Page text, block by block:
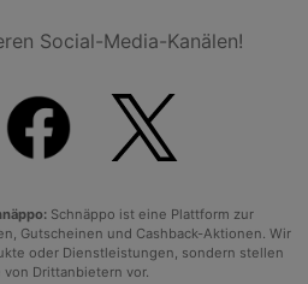
Social-Media-Kanälen!
Schnäppo ist eine Plattform zur
Gutscheinen und Cashback-Aktionen. Wir
oder Dienstleistungen, sondern stellen
Drittanbietern vor.